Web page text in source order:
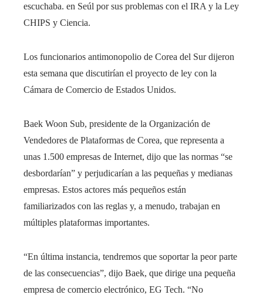
escuchaba. en Seúl por sus problemas con el IRA y la Ley
CHIPS y Ciencia.
Los funcionarios antimonopolio de Corea del Sur dijeron
esta semana que discutirían el proyecto de ley con la
Cámara de Comercio de Estados Unidos.
Baek Woon Sub, presidente de la Organización de
Vendedores de Plataformas de Corea, que representa a
unas 1.500 empresas de Internet, dijo que las normas “se
desbordarían” y perjudicarían a las pequeñas y medianas
empresas. Estos actores más pequeños están
familiarizados con las reglas y, a menudo, trabajan en
múltiples plataformas importantes.
“En última instancia, tendremos que soportar la peor parte
de las consecuencias”, dijo Baek, que dirige una pequeña
empresa de comercio electrónico, EG Tech. “No